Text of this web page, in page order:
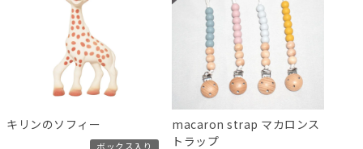
キリンのソフィー
ボックス入り
macaron strap マカロンス
トラップ